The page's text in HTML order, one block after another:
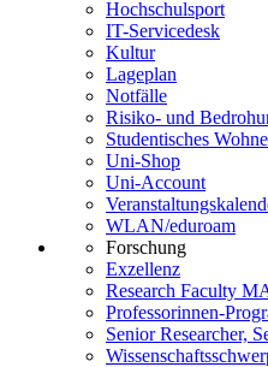
Hochschulsport
IT-Servicedesk
Kultur
Lageplan
Notfälle
Risiko- und
Studentisches
Uni-Shop
Uni-Account
WLAN/eduroam
Forschung
Exzellenz
Research Faculty
Professorinnen-
Senior Researcher,